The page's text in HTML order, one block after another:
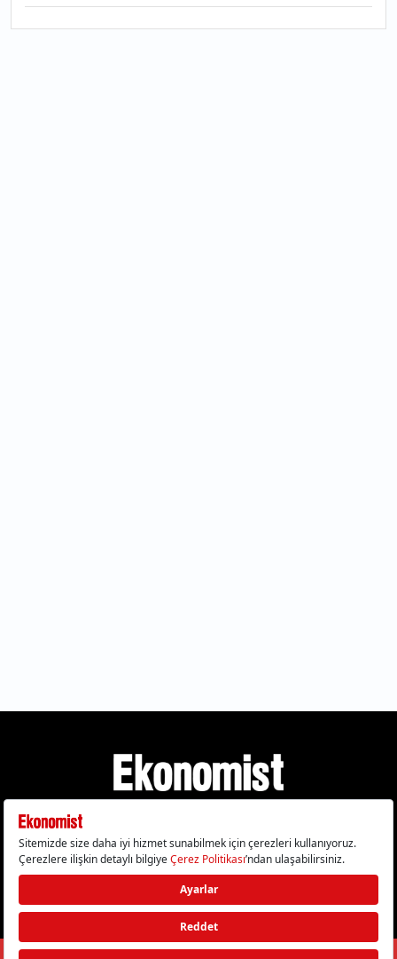
16:27 Piyasaların beklediği veri geldi: ABD tarım dışı istihdam
Gizlilik Politikası Çerez Politikası Çerezleri Sıfırla
KVKK Metni Künye İletişim